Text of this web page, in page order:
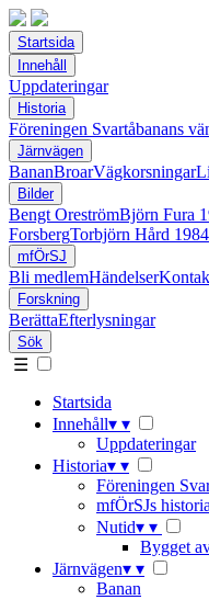
Startsida
Innehåll
Uppdateringar
Historia
Föreningen Svartåbanans
Järnvägen
BananBroarVägkorsningar
Bilder
Bengt OreströmBjörn Fura
ForsbergTorbjörn Hård 1984
mfÖrSJ
Bli medlemHändelser
Forskning
BerättaEfterlysningar
Sök
☰
Startsida
Innehåll▾ ▾
Uppdateringar
Historia▾ ▾
Föreningen
mfÖrSJs historia
Nutid▾ ▾
Bygget
Järnvägen▾ ▾
Banan